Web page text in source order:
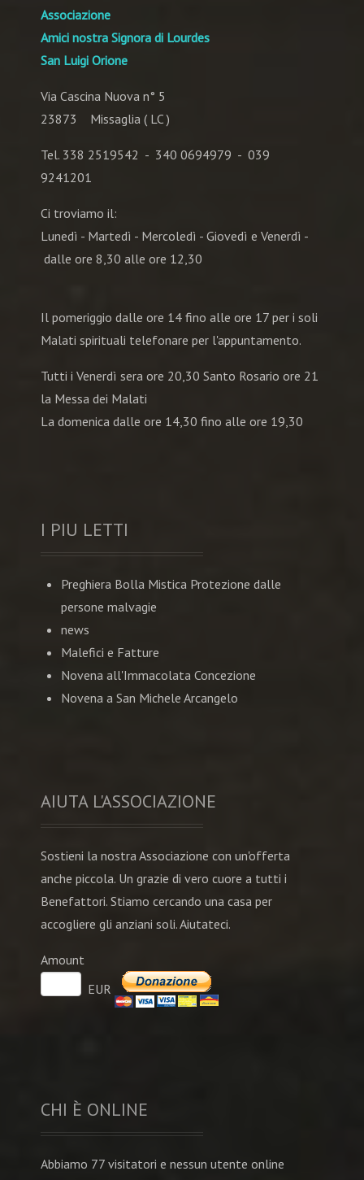
Associazione
Amici nostra Signora di Lourdes
San Luigi Orione
Via Cascina Nuova n° 5
23873 Missaglia ( LC )
Tel. 338 2519542 - 340 0694979 - 039
9241201
Ci troviamo il:
Lunedì - Martedì - Mercoledì - Giovedì e Venerdì -
dalle ore 8,30 alle ore 12,30
Il pomeriggio dalle ore 14 fino alle ore 17 per i soli
Malati spirituali telefonare per l'appuntamento.
Tutti i Venerdì sera ore 20,30 Santo Rosario ore 21
la Messa dei Malati
La domenica dalle ore 14,30 fino alle ore 19,30
I PIU LETTI
Preghiera Bolla Mistica Protezione dalle
persone malvagie
news
Malefici e Fatture
Novena all'Immacolata Concezione
Novena a San Michele Arcangelo
AIUTA L'ASSOCIAZIONE
Sostieni la nostra Associazione con un'offerta
anche piccola. Un grazie di vero cuore a tutti i
Benefattori. Stiamo cercando una casa per
accogliere gli anziani soli. Aiutateci.
Amount
EUR
CHI È ONLINE
Abbiamo 77 visitatori e nessun utente online